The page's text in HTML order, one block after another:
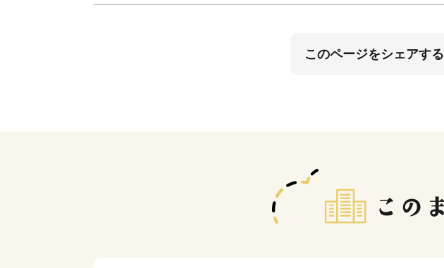
このページをシェアする